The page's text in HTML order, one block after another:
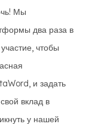
Мы
два раза в
чтобы
и задать
вклад в
у нашей